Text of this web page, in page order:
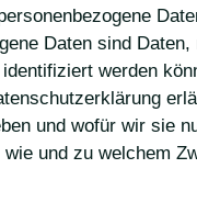
Daten sind Daten,
werden
und wofür wir sie
und zu welchem